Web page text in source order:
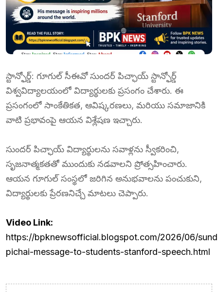
స్టాన్ఫోర్డ్: గూగుల్ సీఈవో సుందర్ పిచ్ఛాయ్ స్టాన్ఫోర్డ్
విశ్వవిద్యాలయంలో విద్యార్థులకు ప్రసంగం చేశారు. ఈ
ప్రసంగంలో సాంకేతికత, ఆవిష్కరణలు, మరియు సమాజానికి
వాటి ప్రభావంపై ఆయన విశ్లేషణ ఇచ్చారు.
సుందర్ పిచ్ఛాయ్ విద్యార్థులను సవాళ్లను స్వీకరించి,
సృజనాత్మకతతో ముందుకు నడవాలని ప్రోత్సహించారు.
ఆయన గూగుల్ సంస్థలో జరిగిన అనుభవాలను పంచుకుని,
విద్యార్థులకు ప్రేరణనిచ్చే మాటలు చెప్పారు.
Video Link:
https://bpknewsofficial.blogspot.com/2026/06/
pichai-message-to-students-stanford-speech.html